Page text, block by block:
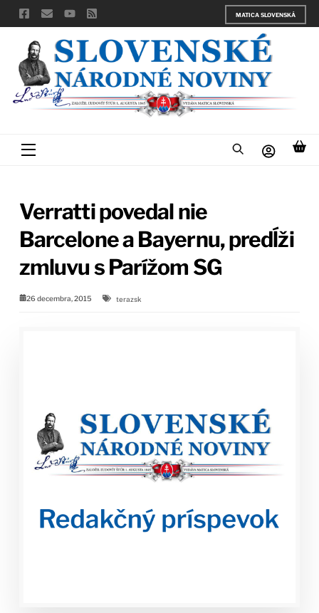
Skip
to
content
MATICA SLOVENSKÁ
Menu
Verratti povedal nie
Barcelone a Bayernu, predĺži
zmluvu s Parížom SG
26 decembra, 2015 terazsk